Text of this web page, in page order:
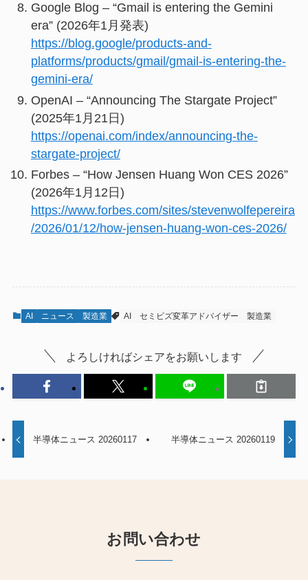
Google Blog – “Gmail is entering the Gemini
era” (2026年1月発表)
https://blog.google/products-and-
platforms/products/gmail/gmail-is-entering-the-
gemini-era/
OpenAI – “Announcing The Stargate Project”
(2025年1月21日)
https://openai.com/index/announcing-the-
stargate-project/
Forbes – “How Jensen Huang Won CES 2026”
(2026年1月12日)
https://www.forbes.com/sites/stevenwolfepereira
/2026/01/12/how-jensen-huang-won-ces-2026/
AI ニュース 製造業 AI セミビズ変革アドバイザー 製造業
よろしければシェアをお願いします
半導体ニュース 20260117 半導体ニュース 20260119
お問い合わせ